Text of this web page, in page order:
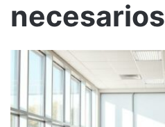
necesarios